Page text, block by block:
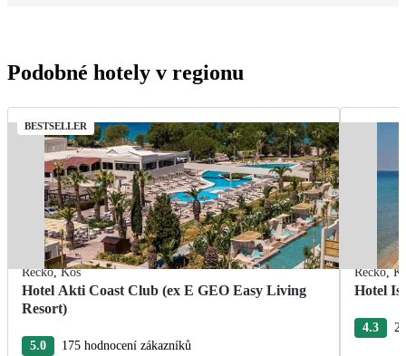
Podobné hotely v regionu
BESTSELLER
Řecko,Kos
Hotel Akti Coast Club (ex E GEO Easy Living
Resort)
5.0
175 hodnocení zákazníků
Řecko,
Hotel
4.3